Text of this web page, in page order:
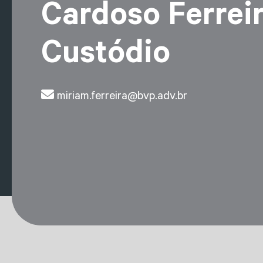
Cardoso
Custódio
miriam.ferreira@bvp.adv.br